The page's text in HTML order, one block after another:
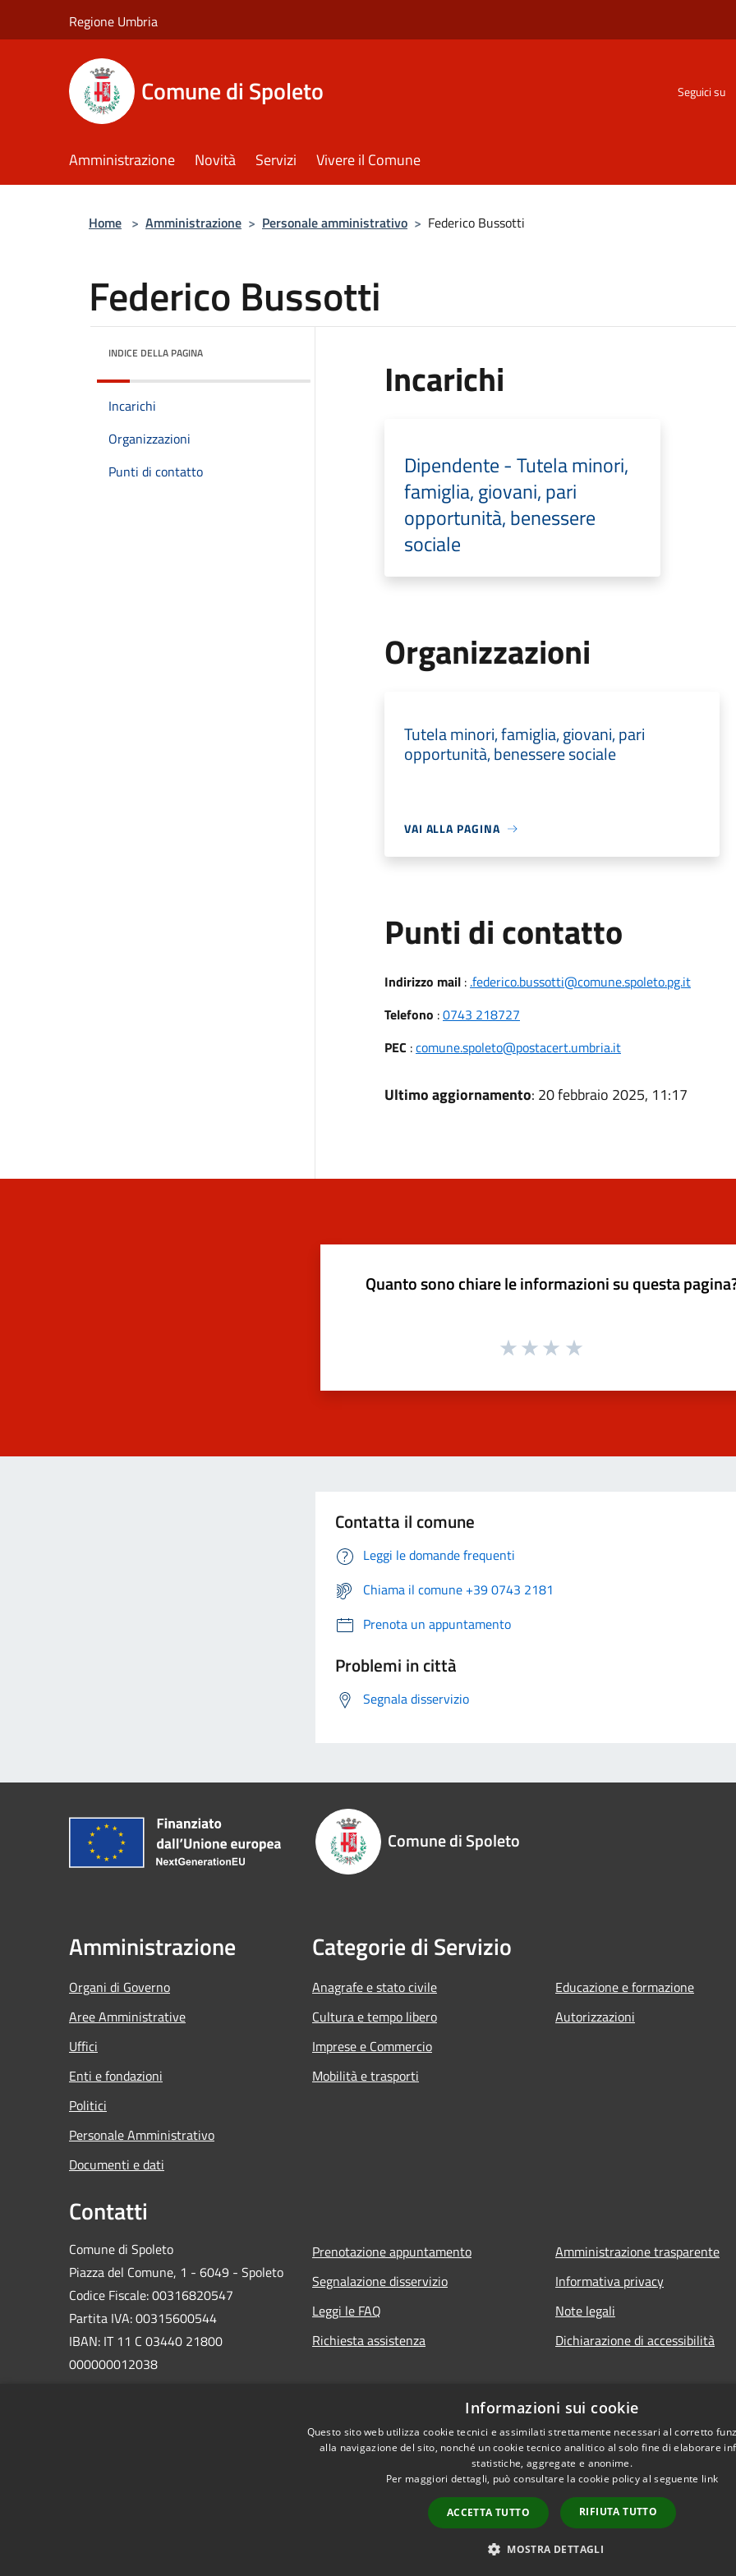
Regione Umbria
Comune di Spoleto Seguici su
Amministrazione Novità Servizi Vivere il Comune
Home > Amministrazione > Personale amministrativo > Federico Bussotti
Federico Bussotti
INDICE DELLA PAGINA
Incarichi
Organizzazioni
Punti di contatto
Incarichi
Dipendente - Tutela minori,
famiglia, giovani, pari
opportunità, benessere
sociale
Organizzazioni
Tutela minori, famiglia, giovani, pari
opportunità, benessere sociale
VAI ALLA PAGINA
Punti di contatto
Indirizzo mail: .federico.bussotti@comune.spoleto.pg.it
Telefono :0743 218727
PEC :comune.spoleto@postacert.umbria.it
Ultimo aggiornamento: 20 febbraio 2025, 11:17
Quanto sono chiare le informazioni su questa
Contatta il comune
Leggi le domande frequenti
Chiama il comune +39 0743 2181
Prenota un appuntamento
Problemi in città
Segnala disservizio
Comune di Spoleto
Amministrazione
Organi di Governo
Aree Amministrative
Uffici
Enti e fondazioni
Politici
Personale Amministrativo
Documenti e dati
Categorie di Servizio
Anagrafe e stato civile
Cultura e tempo libero
Imprese e Commercio
Mobilità e trasporti
Educazione e formazione
Autorizzazioni
Contatti
Comune di Spoleto
Piazza del Comune, 1 - 6049 - Spoleto
Codice Fiscale: 00316820547
Partita IVA: 00315600544
IBAN: IT 11 C 03440 21800
000000012038
Prenotazione appuntamento
Segnalazione disservizio
Leggi le FAQ
Richiesta assistenza
Amministrazione trasparente
Informativa privacy
Note legali
Dichiarazione di accessibilità
Copyright © 2026 • Comune
Informazioni sui cookie
Questo sito web utilizza cookie tecnici e assimilati strettamente necessari al corretto
alla navigazione del sito, nonché un cookie tecnico analitico al solo fine di elaborare
statistiche, aggregate e anonime.
Per maggiori dettagli, può consultare la cookie policy al seguente link
ACCETTA TUTTO RIFIUTA TUTTO
MOSTRA DETTAGLI